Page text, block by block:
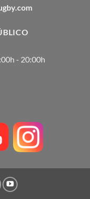
- 20:00h